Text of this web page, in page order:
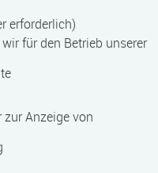
Anbieters
Leitungskräfte in
erforderlich)
für den Betrieb unserer
Anzeige von